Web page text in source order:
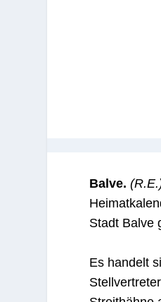
Balve.
Stadt Balve
Es handelt